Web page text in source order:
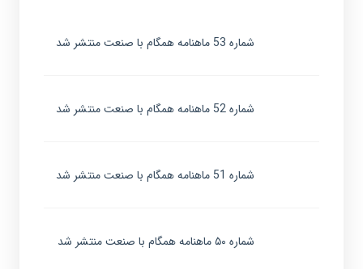
شماره 53 ماهنامه همگام با صنعت منتشر شد
شماره 52 ماهنامه همگام با صنعت منتشر شد
شماره 51 ماهنامه همگام با صنعت منتشر شد
شماره ۵۰ ماهنامه همگام با صنعت منتشر شد